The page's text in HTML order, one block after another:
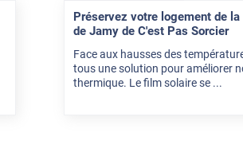
Préservez votre logement de
de Jamy de C'est Pas Sorcier
Face aux hausses des
tous une solution pour améliorer
thermique. Le film solaire se ...